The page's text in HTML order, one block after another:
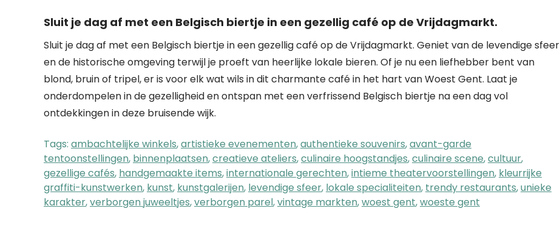
Sluit je dag af met een Belgisch biertje in een gezellig café op de Vrijdagmarkt.
Sluit je dag af met een Belgisch biertje in een gezellig café op de Vrijdagmarkt. Geniet van de levendige sfeer
en de historische omgeving terwijl je proeft van heerlijke lokale bieren. Of je nu een liefhebber bent van
blond, bruin of tripel, er is voor elk wat wils in dit charmante café in het hart van Woest Gent. Laat je
onderdompelen in de gezelligheid en ontspan met een verfrissend Belgisch biertje na een dag vol
ontdekkingen in deze bruisende wijk.
Tags: ambachtelijke winkels,artistieke evenementen,authentieke souvenirs,avant-garde
tentoonstellingen, binnenplaatsen,creatieve ateliers,culinaire hoogstandjes,culinaire scene,cultuur,
gezellige cafés, handgemaakte items,internationale gerechten,intieme theatervoorstellingen, kleurrijke
graffiti-kunstwerken, kunst, kunstgalerijen, levendige sfeer, lokale specialiteiten, trendy restaurants,unieke
karakter,verborgen juweeltjes,verborgen parel,vintage markten,woest gent,woeste gent